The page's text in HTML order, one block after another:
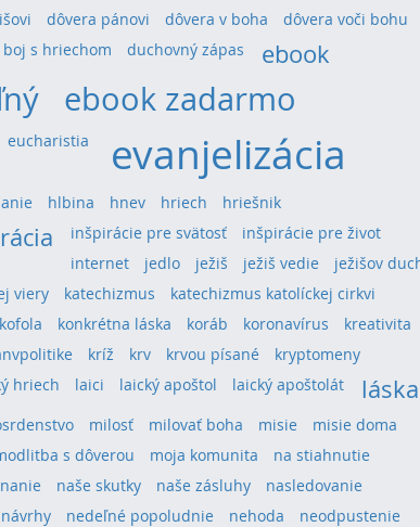
dôvera pánovi dôvera v boha
dôvera voči bohu
s hriechom duchovný zápas ebook
ebook zadarmo
eucharistia evanjelizácia
hlbina hnev hriech
hriešnik
inšpirácie pre svätosť
inšpirácie pre život
internet
jedlo ježiš ježiš vedie
ježišov
viery katechizmus
katechizmus katolíckej cirkvi
kofola konkrétna láska koráb koronavírus
kreativita
kríž krv krvou písané
kryptomeny
hriech laici laický apoštol laický apoštolát láska
milosť milovať boha misie
misie doma
s dôverou moja komunita
na stiahnutie
naše skutky naše zásluhy
nasledovanie
návrhy nedeľné popoludnie nehoda
neodpustenie